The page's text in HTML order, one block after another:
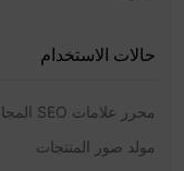
حالات الاستخدام
محرر علامات SEO المجاني
مولد صور المنتجات